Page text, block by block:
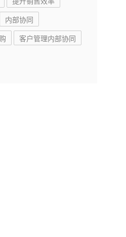
内部协同
客户管理内部协同